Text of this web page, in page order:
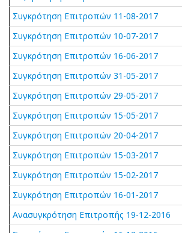
Συγκρότηση Επιτροπών 11-08-2017
Συγκρότηση Επιτροπών 10-07-2017
Συγκρότηση Επιτροπών 16-06-2017
Συγκρότηση Επιτροπών 31-05-2017
Συγκρότηση Επιτροπών 29-05-2017
Συγκρότηση Επιτροπών 15-05-2017
Συγκρότηση Επιτροπών 20-04-2017
Συγκρότηση Επιτροπών 15-03-2017
Συγκρότηση Επιτροπών 15-02-2017
Συγκρότηση Επιτροπών 16-01-2017
Ανασυγκρότηση Επιτροπής 19-12-2016